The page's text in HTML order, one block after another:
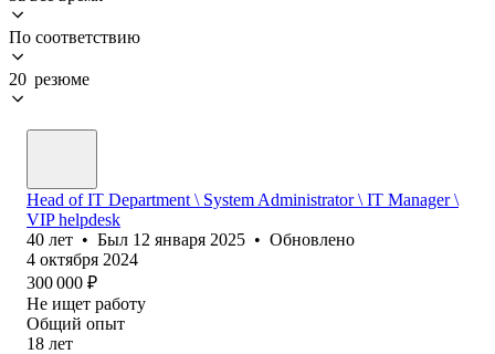
По соответствию
20 резюме
Head of IT Department \ System Administrator \ IT Manager \
VIP helpdesk
40 лет • Был 12 января 2025 • Обновлено
4 октября 2024
300 000 ₽
Не ищет работу
Общий опыт
18 лет